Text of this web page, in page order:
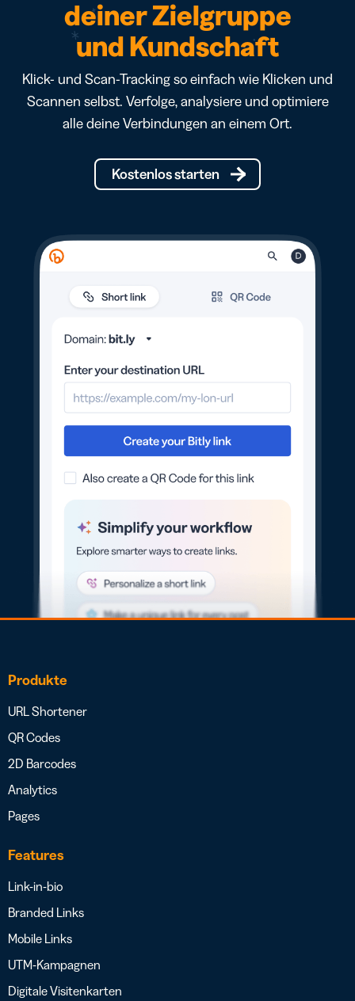
deiner Zielgruppe
und Kundschaft
Klick- und Scan-Tracking so einfach wie Klicken und
Scannen selbst. Verfolge, analysiere und optimiere
alle deine Verbindungen an einem Ort.
Kostenlos starten
Produkte
URL Shortener
QR Codes
2D Barcodes
Analytics
Pages
Features
Link-in-bio
Branded Links
Mobile Links
UTM-Kampagnen
Digitale Visitenkarten